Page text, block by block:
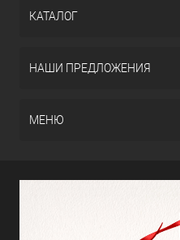
КАТАЛОГ
НАШИ ПРЕДЛОЖЕНИЯ
МЕНЮ